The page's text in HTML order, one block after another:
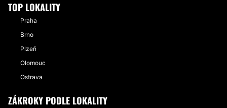
TOP LOKALITY
Praha
Brno
Plzeň
Olomouc
Ostrava
ZÁKROKY PODLE LOKALITY